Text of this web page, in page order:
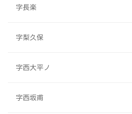
字長楽
字梨久保
字西大平ノ
字西坂甫